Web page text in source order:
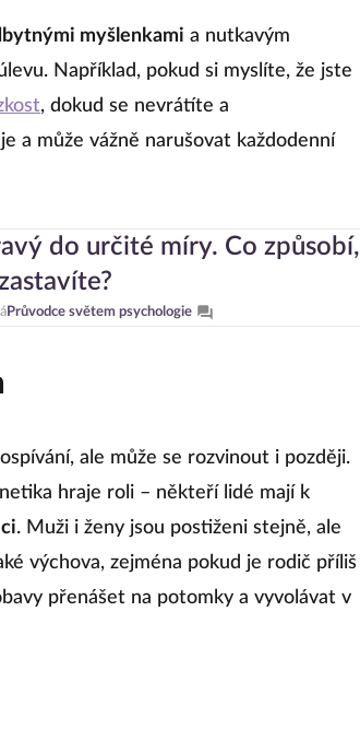
myšlenkami a nutkavým
Například, pokud si myslíte, že jste
, dokud se nevrátíte a
a může vážně narušovat každodenní
do určité míry. Co způsobí,
Průvodce světem psychologie
ale může se rozvinout i později.
hraje roli – někteří lidé mají k
. Muži i ženy jsou postiženi stejně, ale
výchova, zejména pokud je rodič příliš
přenášet na potomky a vyvolávat v